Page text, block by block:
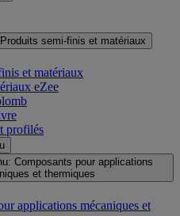
Produits semi-finis et matériaux
et matériaux
eZee
profilés
Composants pour applications
et thermiques
applications mécaniques et